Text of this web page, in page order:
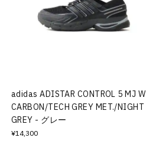
adidas ADISTAR CONTROL 5 MJ W
CARBON/TECH GREY MET./NIGHT
GREY - グレー
¥14,300